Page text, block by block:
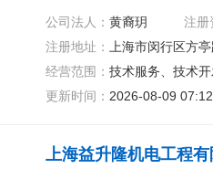
公司法人： 黄裔玥 注册
注册地址：
上海市闵行区方
经营范围： 技术服务、技术
更新时间： 2026-08-09
上海益升隆机电工程有